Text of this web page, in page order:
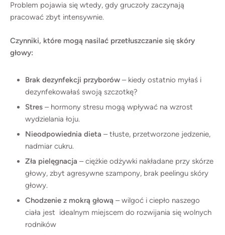
Problem pojawia się wtedy, gdy gruczoły zaczynają
pracować zbyt intensywnie.
Czynniki, które mogą nasilać przetłuszczanie się skóry
głowy:
Brak dezynfekcji przyborów – kiedy ostatnio myłaś i
dezynfekowałaś swoją szczotkę?
Stres – hormony stresu mogą wpływać na wzrost
wydzielania łoju.
Nieodpowiednia dieta – tłuste, przetworzone jedzenie,
nadmiar cukru.
Zła pielęgnacja – ciężkie odżywki nakładane przy skórze
głowy, zbyt agresywne szampony, brak peelingu skóry
głowy.
Chodzenie z mokrą głową – wilgoć i ciepło naszego
ciała jest idealnym miejscem do rozwijania się wolnych
rodników